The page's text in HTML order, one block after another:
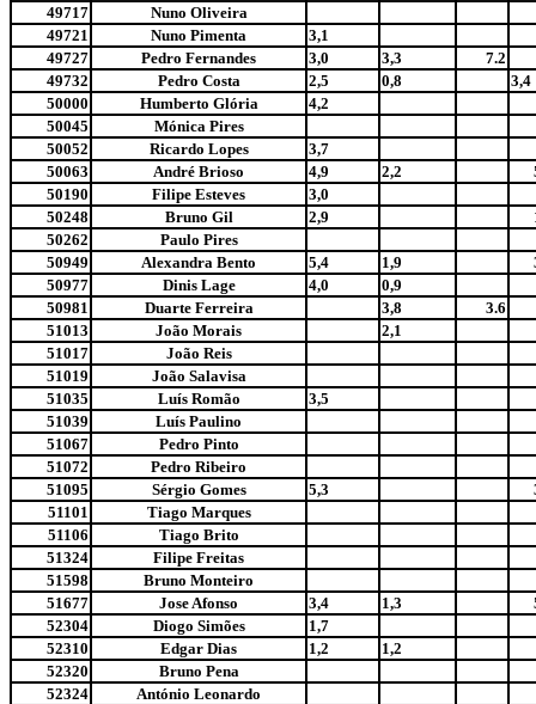
49717
Nuno Oliveira
49721
Nuno Pimenta
3,1
49727
Pedro Fernandes 3,0 3,3
7.2
49732
Pedro Costa 2,5 0,8
3,4
50000
Humberto Glória
4,2
50045
Mónica Pires
50052
Ricardo Lopes
3,7
50063
André Brioso 4,9 2,2
50190
Filipe Esteves
3,0
50248
Bruno Gil 2,9
50262
Paulo Pires
50949
Alexandra Bento 5,4 1,9
50977
Dinis Lage 4,0
0,9
50981
Duarte Ferreira 3,8
3.6
51013
João Morais
2,1
51017
João Reis
51019
João Salavisa
51035
Luís Romão
3,5
51039
Luís Paulino
51067
Pedro Pinto
51072
Pedro Ribeiro
51095
Sérgio Gomes 5,3
51101
Tiago Marques
51106
Tiago Brito
51324
Filipe Freitas
51598
Bruno Monteiro
51677
Jose Afonso 3,4 1,3
52304
Diogo Simões
1,7
52310
Edgar Dias 1,2
1,2
52320
Bruno Pena
52324
António Leonardo